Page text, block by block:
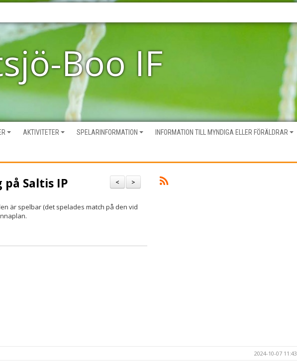
Boo IF
AKTIVITETER SPELARINFORMATION INFORMATION TILL MYNDIGA ELLER FÖRÄLDRAR
>
<
Saltis IP
är spelbar (det spelades match på den vid
2024-10-07 11:43